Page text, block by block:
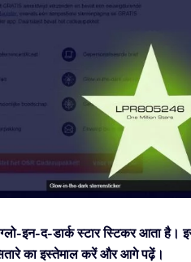
इन-द-डार्क स्टार स्टिकर आता है।
का इस्तेमाल करें और आगे पढ़ें।